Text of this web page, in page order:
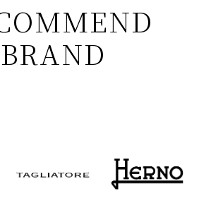
BRAND